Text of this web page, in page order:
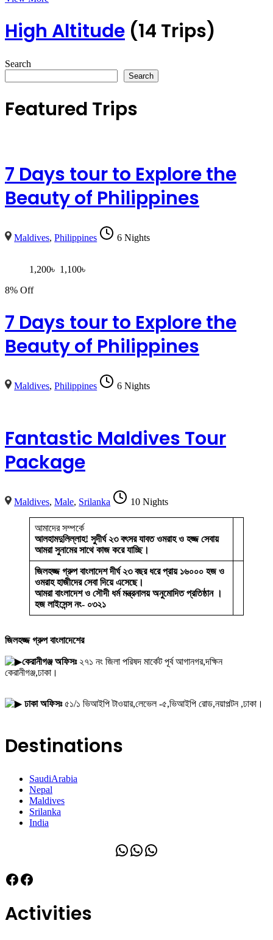
High Altitude (14 Trips)
Search
Search
Featured Trips
7 Days tour to Explore the
Beauty of Philippines
Maldives,Philippines 6 Nights
1,200৳ 1,100৳
8% Off
7 Days tour to Explore the
Beauty of Philippines
Maldives,Philippines 6 Nights
Fantastic Maldives Tour
Package
Maldives,Male, Srilanka 10 Nights
আমাদের সম্পর্কে
আলহামদুলিল্লাহ! সুদীর্ঘ ২৩ বৎসর যাবত ওমরাহ ও হজ্জ সেবায়
আমরা সুনামের সাথে কাজ করে যাচ্ছি।
জিলহজ্জ গ্রুপ বাংলাদেশ দীর্ঘ ২৩ বছর ধরে প্রায় ১৬০০০ হজ ও
ওমরাহ হাজীদের সেবা দিয়ে এসেছে।
আমরা বাংলাদেশ ও সৌদী ধর্ম মন্ত্রনালয় অনুমোদিত প্রতিষ্ঠান ।
হজ লাইসেন্স নং- ০৩২১
জিলহজ্জ গ্রুপ বাংলাদেশের
কেরানীগঞ্জ অফিসঃ২৭১ নং জিলা পরিষদ মার্কেট পূর্ব আগানগর,দক্ষিন
কেরানীগঞ্জ,ঢাকা।
ঢাকা অফিসঃ৫১/১ ভিআইপি টাওয়ার,লেভেল -৫,ভিআইপি রোড,নয়াপল্টন ,ঢাকা।
Destinations
SaudiArabia
Nepal
Maldives
Srilanka
India
WhatsApp
WhatsApp
WhatsApp
Facebook
Facebook
Activities